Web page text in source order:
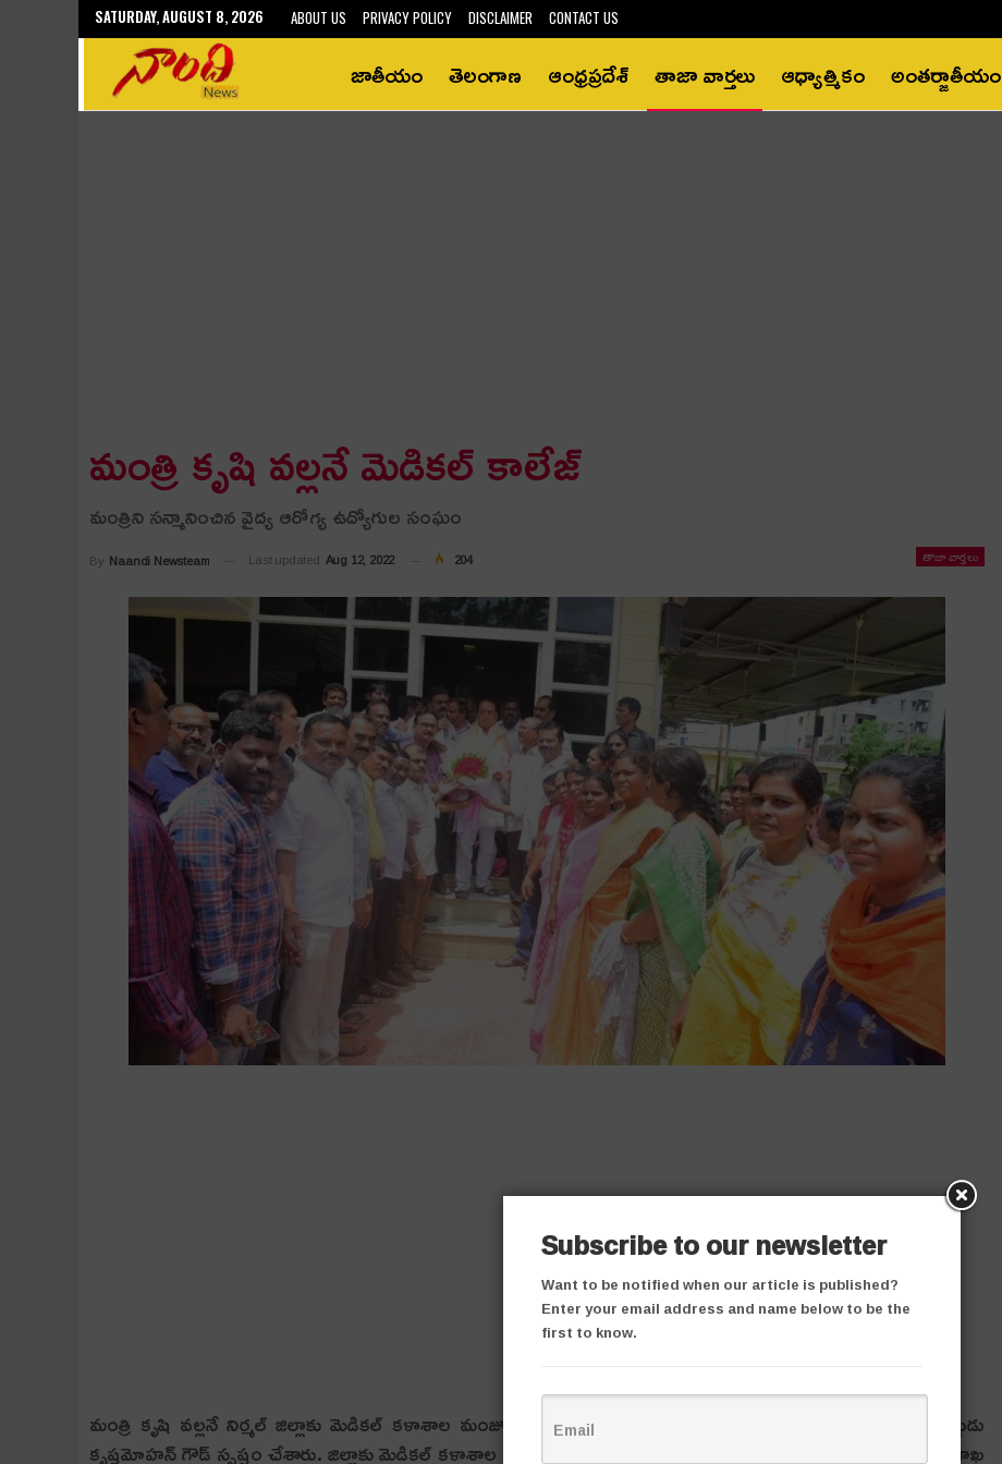
SATURDAY, AUGUST 8, 2026 ABOUT US PRIVACY POLICY DISCLAIMER CONTACT US
జాతీయం తెలంగాణ ఆంధ్రప్రదేశ్‌ తాజా వార్తలు ఆధ్యాత్మికం అంతర్జాతీయం
మంత్రి కృషి వల్లనే మెడికల్ కాలేజ్
మంత్రిని సన్మానించిన వైద్య ఆరోగ్య ఉద్యోగుల సంఘం
తాజా వార్తలు
By Naandi Newsteam Last updated Aug 12, 2022 204
మంత్రి కృషి వ‌ల్ల‌నే నిర్మ‌ల్ జిల్లాకు మెడిక‌ల్ క‌ళాశాల మంజూరైంద‌ని ప్రజారోగ్య వైద్య ఉద్యోగుల సంఘం 3194 జిల్లా అధ్యక్షుడు
కృష్ణమోహన్ గౌడ్ స్ప‌ష్టం చేశారు. జిల్లాకు మెడికల్ కళాశాల మంజూరైన నేపథ్యంలో శుక్రవారం రాష్ట్ర అటవీ న్యాయ దేవాదాయ శాఖ
Subscribe to our newsletter
Want to be notified when our article is published?
Enter your email address and name below to be the
first to know.